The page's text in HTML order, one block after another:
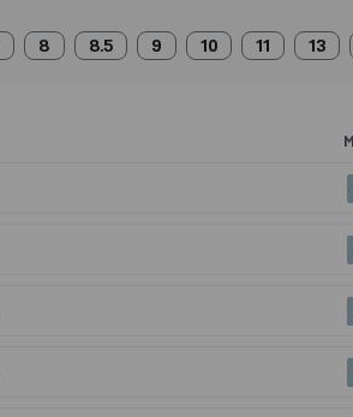
8 8.5 9 10 11 13